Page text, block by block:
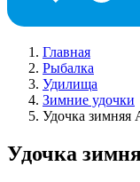
Главная
Рыбалка
Удилища
Зимние удочки
Удочка зимняя
Удочка